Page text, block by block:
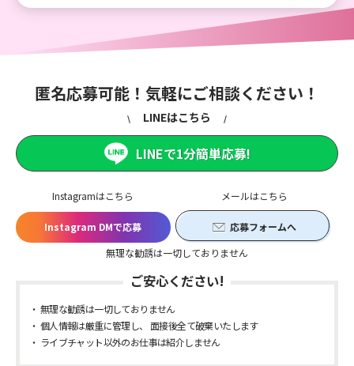
匿名応募可能！気軽にご相談ください！
Instagramはこちら
Instagram DMで応募
メールはこちら
応募フォームへ
無理な勧誘は一切しておりません
LINEはこちら
LINEで1分簡単応募!
ご安心ください!
無理な勧誘は一切しておりません
個人情報は厳重に管理し、 面接後全て破棄いたします
ライブチャット以外のお仕事は紹介しません